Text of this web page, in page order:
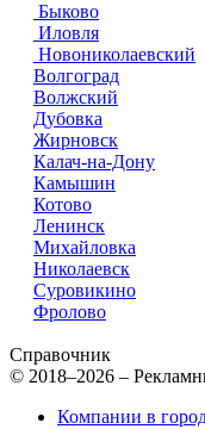
Быково
Иловля
Новониколаевский
Волгоград
Волжский
Дубовка
Жирновск
Калач-на-Дону
Камышин
Котово
Ленинск
Михайловка
Николаевск
Суровикино
Фролово
Справочник
© 2018–2026 –
Компании в